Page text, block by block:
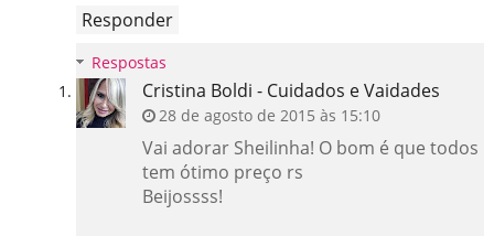
Responder
Respostas
Cristina Boldi - Cuidados e Vaidades
28 de agosto de 2015 às 15:10
Vai adorar Sheilinha! O bom é que todos
tem ótimo preço rs
Beijossss!